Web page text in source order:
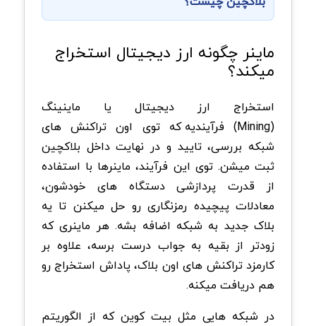
ماینر چگونه ارز دیجیتال استخراج
میکند؟
استخراج ارز دیجیتال یا ماینینگ
(Mining) فرآیندیه که توی اون تراکنش های
شبکه بررسی، تایید و در نهایت داخل بلاکچین
ثبت میشن. توی این فرآیند، ماینرها با استفاده
از قدرت پردازشی دستگاه های خودشون،
معادلات پیچیده رمزنگاری رو حل میکنن تا یه
بلاک جدید به شبکه اضافه بشه. هر ماینری که
زودتر از بقیه به جواب درست برسه، علاوه بر
کارمزد تراکنش های اون بلاک، پاداش استخراج رو
هم دریافت میکنه.
در شبکه هایی مثل بیت کوین که از الگوریتم